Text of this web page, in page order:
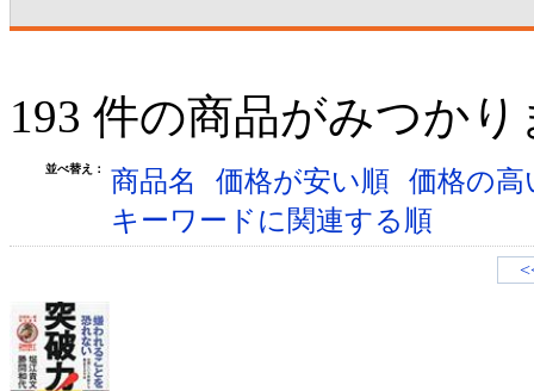
193 件の商品がみつか
並べ替え： 商品名 価格が安い順 価格の
キーワードに関連する順